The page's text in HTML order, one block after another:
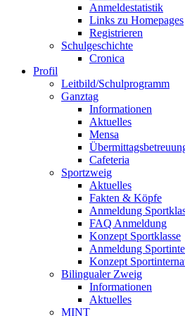
Anmeldestatistik
Links zu Homepages
Registrieren
Schulgeschichte
Cronica
Profil
Leitbild/Schulprogramm
Ganztag
Informationen
Aktuelles
Mensa
Cafeteria
Sportzweig
Aktuelles
Fakten & Köpfe
Anmeldung
FAQ Anmeldung
Konzept Sportklasse
Anmeldung
Konzept
Bilingualer Zweig
Informationen
Aktuelles
MINT